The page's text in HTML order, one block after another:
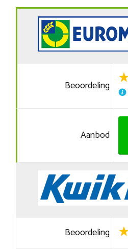
Beoordeling
Aanbod
Beoordeling